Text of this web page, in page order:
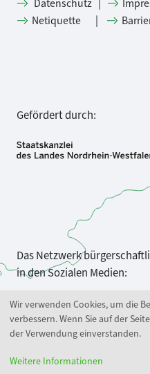
Datenschutz
Netiquette
|
Gefördert durch:
Das Netzwerk
in den Sozialen Medien:
Wir verwenden Cookies, um die
verbessern. Wenn Sie auf der
der Verwendung einverstanden.
Weitere Informationen